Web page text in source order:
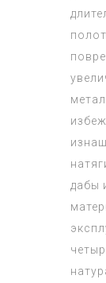
дабы